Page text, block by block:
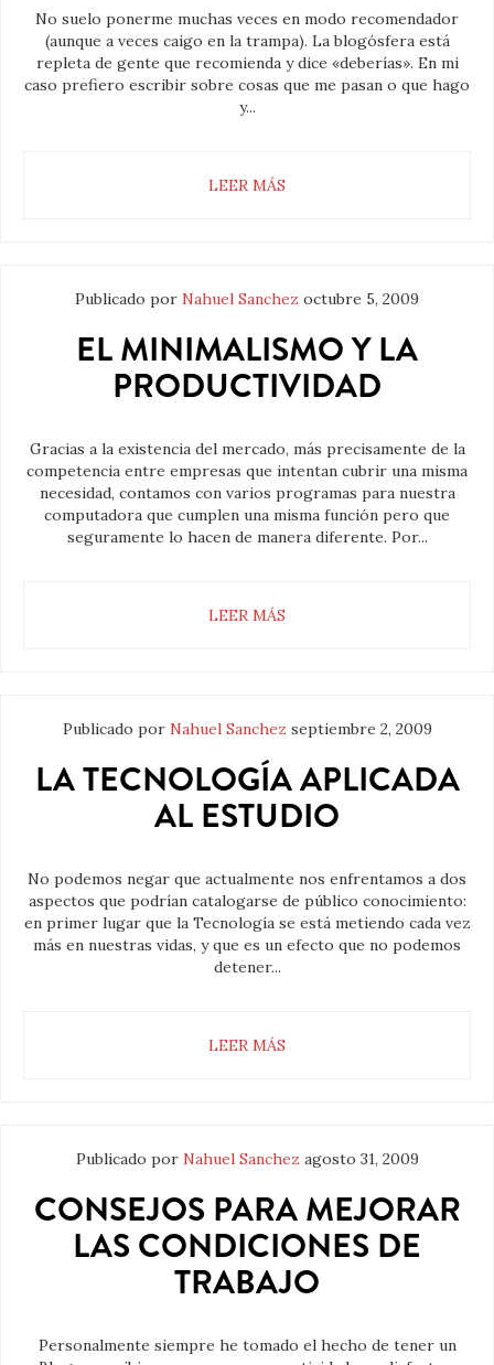
No suelo ponerme muchas veces en modo recomendador
(aunque a veces caigo en la trampa). La blogósfera está
repleta de gente que recomienda y dice «deberías». En mi
caso prefiero escribir sobre cosas que me pasan o que hago
y...
LEER MÁS
Publicado por Nahuel Sanchez octubre 5, 2009
EL MINIMALISMO Y LA
PRODUCTIVIDAD
Gracias a la existencia del mercado, más precisamente de la
competencia entre empresas que intentan cubrir una misma
necesidad, contamos con varios programas para nuestra
computadora que cumplen una misma función pero que
seguramente lo hacen de manera diferente. Por...
LEER MÁS
Publicado por Nahuel Sanchez septiembre 2, 2009
LA TECNOLOGÍA APLICADA
AL ESTUDIO
No podemos negar que actualmente nos enfrentamos a dos
aspectos que podrían catalogarse de público conocimiento:
en primer lugar que la Tecnología se está metiendo cada vez
más en nuestras vidas, y que es un efecto que no podemos
detener...
LEER MÁS
Publicado por Nahuel Sanchez agosto 31, 2009
CONSEJOS PARA MEJORAR
LAS CONDICIONES DE
TRABAJO
Personalmente siempre he tomado el hecho de tener un